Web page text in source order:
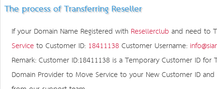
The process of Transferring Reseller
If your Domain Name Registered with Resellerclub and need to
Serviceto Customer ID: 18411138 Customer Username:
Remark: Customer ID:18411138 is a Temporary Customer ID
Domain Provider to Move Service to your New Customer ID